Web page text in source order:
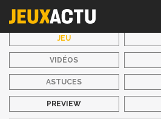
JEU
VIDÉOS
ASTUCES
PREVIEW